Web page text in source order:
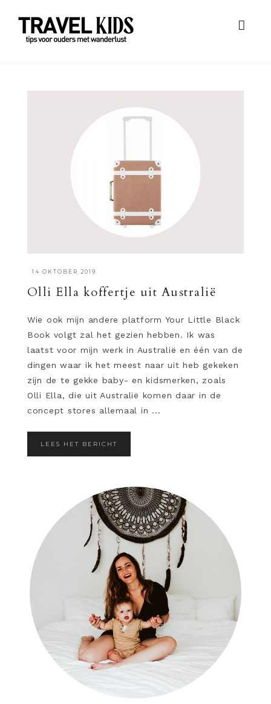
·14 OKTOBER 2019
Olli Ella koffertje uit Australië
Wie ook mijn andere platform Your Little Black
Book volgt zal het gezien hebben. Ik was
laatst voor mijn werk in Australië en één van de
dingen waar ik het meest naar uit heb gekeken
zijn de te gekke baby- en kidsmerken, zoals
Olli Ella, die uit Australië komen daar in de
concept stores allemaal in ...
LEES HET BERICHT